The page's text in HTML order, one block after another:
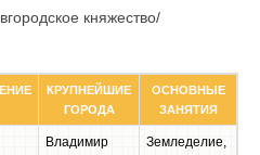
княжество/
КРУПНЕЙШИЕ
ГОРОДА
ОСНОВНЫЕ
ЗАНЯТИЯ
Владимир
Земледелие,